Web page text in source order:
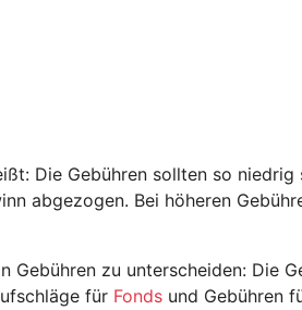
Die Gebühren sollten so
abgezogen. Bei höheren
Gebühren zu unterscheiden: Die
für Fonds und Gebühren